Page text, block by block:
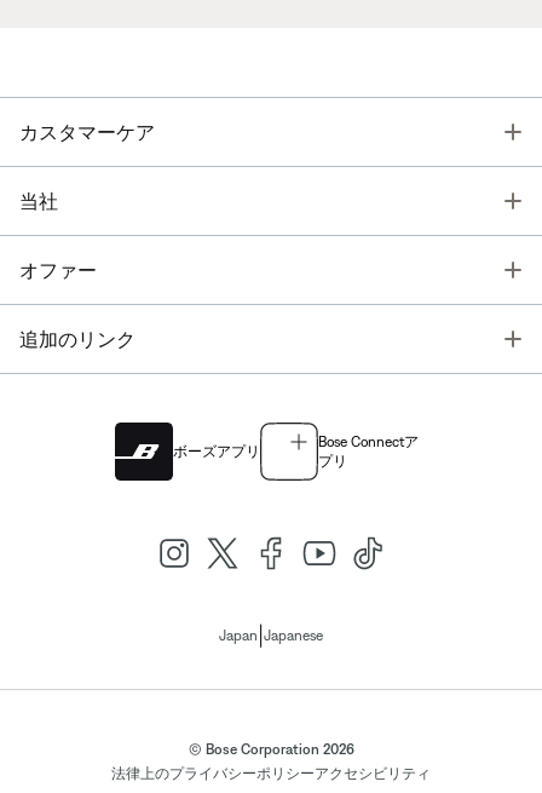
カスタマーケア
当社
オファー
追加のリンク
ボーズアプリ
Bose Connectア
プリ
Japan Japanese
© Bose Corporation 2026
法律上のプライバシーポリシーアクセシビリティ